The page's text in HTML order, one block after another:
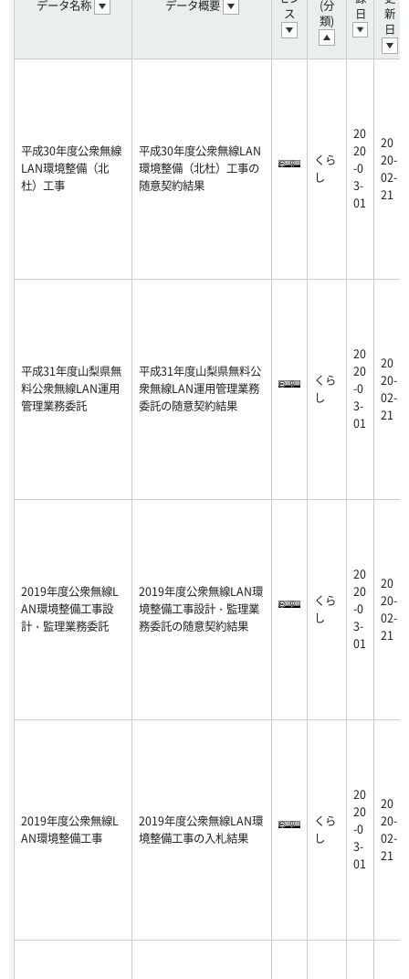
データ名称 データ概要
ス
(分
類)
日
新
日
平成30年度公衆無線
LAN環境整備（北
杜）工事
平成30年度公衆無線LAN
環境整備（北杜）工事の
随意契約結果
くら
し
20
20
-0
3-
01
20
20-
02-
21
平成31年度山梨県無
料公衆無線LAN運用
管理業務委託
平成31年度山梨県無料公
衆無線LAN運用管理業務
委託の随意契約結果
くら
し
20
20
-0
3-
01
20
20-
02-
21
2019年度公衆無線L
AN環境整備工事設
計・監理業務委託
2019年度公衆無線LAN環
境整備工事設計・監理業
務委託の随意契約結果
くら
し
20
20
-0
3-
01
20
20-
02-
21
2019年度公衆無線L
AN環境整備工事
2019年度公衆無線LAN環
境整備工事の入札結果
くら
し
20
20
-0
3-
01
20
20-
02-
21